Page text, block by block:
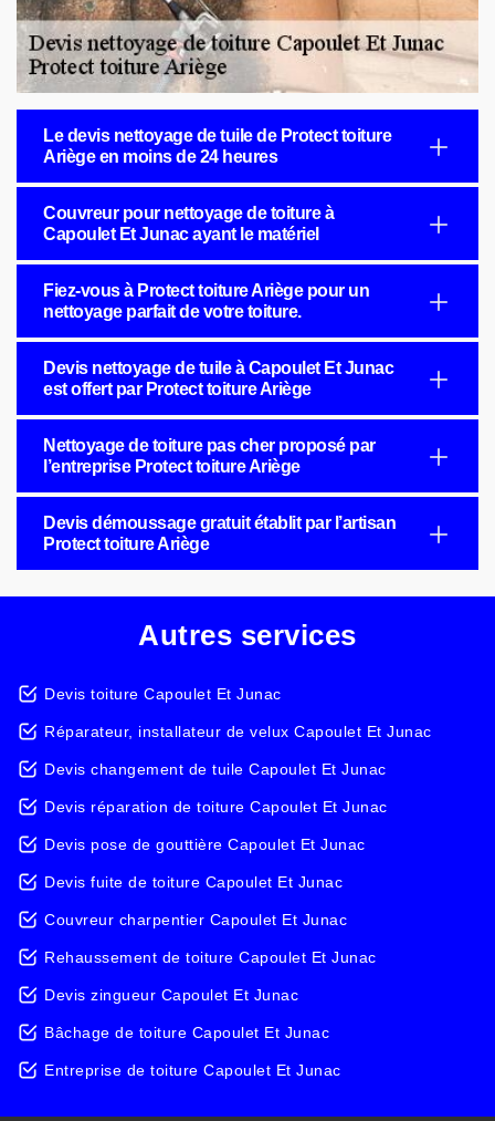
Le devis nettoyage de tuile de Protect toiture
Ariège en moins de 24 heures
Couvreur pour nettoyage de toiture à
Capoulet Et Junac ayant le matériel
Fiez-vous à Protect toiture Ariège pour un
nettoyage parfait de votre toiture.
Devis nettoyage de tuile à Capoulet Et Junac
est offert par Protect toiture Ariège
Nettoyage de toiture pas cher proposé par
l’entreprise Protect toiture Ariège
Devis démoussage gratuit établit par l’artisan
Protect toiture Ariège
Autres services
Devis toiture Capoulet Et Junac
Réparateur, installateur de velux Capoulet Et Junac
Devis changement de tuile Capoulet Et Junac
Devis réparation de toiture Capoulet Et Junac
Devis pose de gouttière Capoulet Et Junac
Devis fuite de toiture Capoulet Et Junac
Couvreur charpentier Capoulet Et Junac
Rehaussement de toiture Capoulet Et Junac
Devis zingueur Capoulet Et Junac
Bâchage de toiture Capoulet Et Junac
Entreprise de toiture Capoulet Et Junac